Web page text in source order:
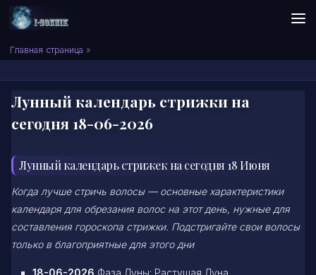
Skip to content
Сонник I-SONNIK.COM
Главная страница »
Лунный календарь стрижки на
сегодня 18-06-2026
Лунный календарь стрижек на сегодня 18 Июня
Когда лучше стричь волосы — основные характеристики
календаря для обрезания волос на этот день, нужные для
составления гороскопа стрижки. Подстригайте свои волосы
только в благоприятные для этого дни
18-06-2026 Фаза Луны: Растущая Луна